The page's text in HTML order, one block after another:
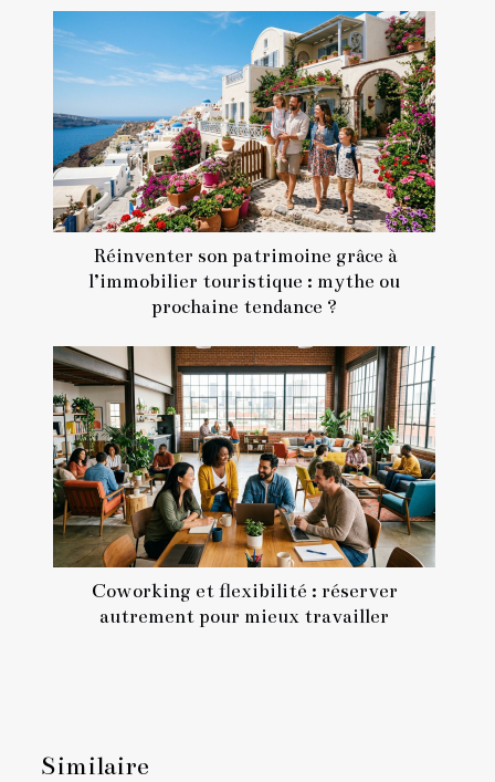
Réinventer son patrimoine grâce à
l’immobilier touristique : mythe ou
prochaine tendance ?
Coworking et flexibilité : réserver
autrement pour mieux travailler
Similaire